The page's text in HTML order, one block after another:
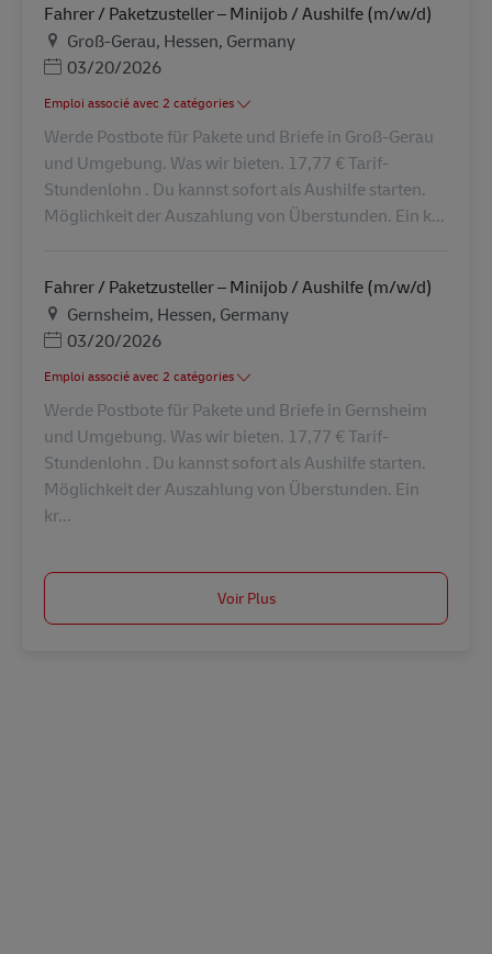
Fahrer / Paketzusteller – Minijob / Aushilfe (m/w/d)
LieuGroß-Gerau, Hessen, Germany
Posted Date
03/20/2026
Emploi associé avec 2 catégories
Werde Postbote für Pakete und Briefe in Groß-Gerau
und Umgebung. Was wir bieten. 17,77 € Tarif-
Stundenlohn . Du kannst sofort als Aushilfe starten.
Möglichkeit der Auszahlung von Überstunden. Ein k...
Fahrer / Paketzusteller – Minijob / Aushilfe (m/w/d)
LieuGernsheim, Hessen, Germany
Posted Date
03/20/2026
Emploi associé avec 2 catégories
Werde Postbote für Pakete und Briefe in Gernsheim
und Umgebung. Was wir bieten. 17,77 € Tarif-
Stundenlohn . Du kannst sofort als Aushilfe starten.
Möglichkeit der Auszahlung von Überstunden. Ein
kr...
Voir Plus